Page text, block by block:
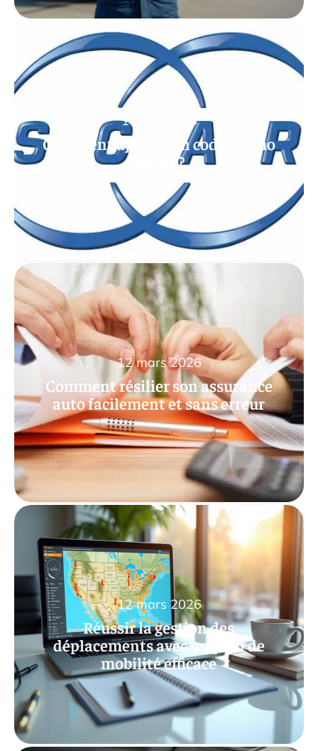
Comment ajouter un code promo
oscaro?
11 mai 2026
Comment résilier son assurance
auto facilement et sans erreur
12 mars 2026
Réussir la gestion des
déplacements avec un plan de
mobilité efficace
12 mars 2026